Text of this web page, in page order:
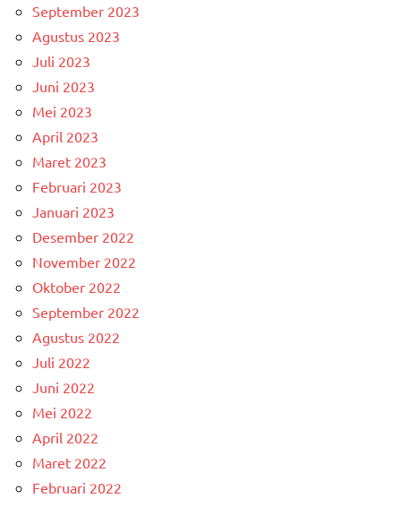
September 2023
Agustus 2023
Juli 2023
Juni 2023
Mei 2023
April 2023
Maret 2023
Februari 2023
Januari 2023
Desember 2022
November 2022
Oktober 2022
September 2022
Agustus 2022
Juli 2022
Juni 2022
Mei 2022
April 2022
Maret 2022
Februari 2022